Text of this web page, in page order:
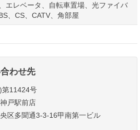
エレベータ、自転車置場、光ファイバ
、CS、CATV、角部屋
わせ先
第11424号
戸駅前店
区多聞通3-3-16甲南第一ビル